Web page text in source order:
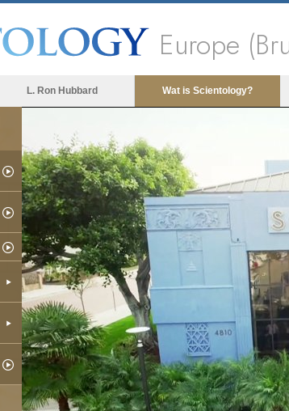
Europe
L. Ron Hubbard Wat is Scientology?